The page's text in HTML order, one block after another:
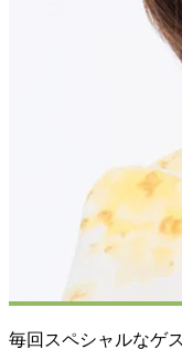
毎回スペシャルなゲ